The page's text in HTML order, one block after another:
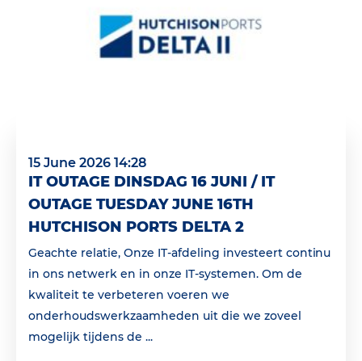
15 June 2026 14:28
IT OUTAGE DINSDAG 16 JUNI / IT
OUTAGE TUESDAY JUNE 16TH
HUTCHISON PORTS DELTA 2
Geachte relatie, Onze IT-afdeling investeert continu
in ons netwerk en in onze IT-systemen. Om de
kwaliteit te verbeteren voeren we
onderhoudswerkzaamheden uit die we zoveel
mogelijk tijdens de ...